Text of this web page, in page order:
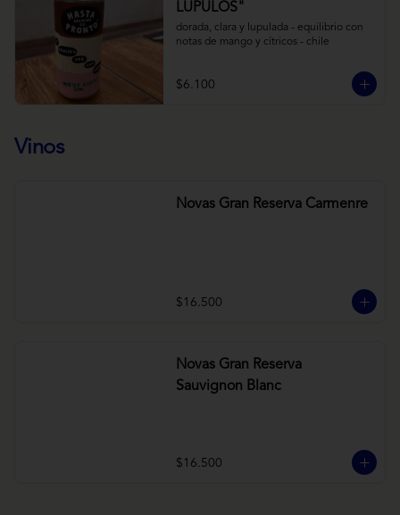
LUPULOS"
dorada, clara y lupulada - equilibrio con
notas de mango y cítricos - chile
$6.100
Vinos
Novas Gran Reserva Carmenre
$16.500
Novas Gran Reserva
Sauvignon Blanc
$16.500